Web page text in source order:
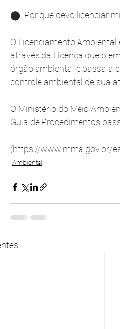
⬤  Por que devo licenciar
O Licenciamento
através da Licença que o
órgão ambiental e passa a
controle ambiental de sua
O Ministério do Meio
Guia de Procedimentos
(https://www.mma.gov.br/
Ambiental